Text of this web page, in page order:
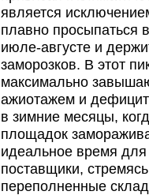
является
плавно просыпаться
июле-августе и
заморозков. В этот
максимально
ажиотажем и
в зимние месяцы,
площадок
идеальное время
поставщики,
переполненные